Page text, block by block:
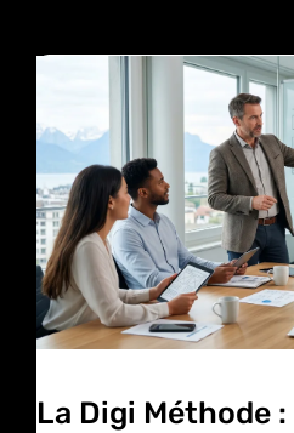
La Digi Méthode